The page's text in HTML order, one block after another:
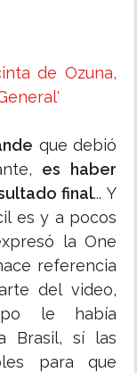
de Ozuna,
que debió
es haber
final... Y
es y a pocos
la One
referencia
del video,
le había
Brasil, sí las
para que